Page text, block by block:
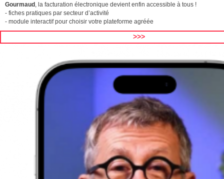
Gourmaud , la facturation électronique devient enfin accessible à tous !
- fiches pratiques par secteur d’activité
- module interactif pour choisir votre plateforme agréée
>>>